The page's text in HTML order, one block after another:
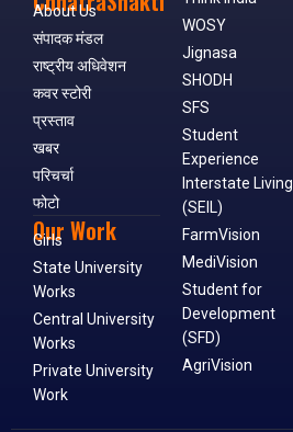
About Us
संपादक मंडल
राष्ट्रीय अधिवेशन
कवर स्टोरी
प्रस्ताव
खबर
परिचर्चा
फोटो
Our Work
Girls
State University
Works
Central University
Works
Private University
Work
WOSY
Jignasa
SHODH
SFS
Student
Experience
Interstate Living
(SEIL)
FarmVision
MediVision
Student for
Development
(SFD)
AgriVision